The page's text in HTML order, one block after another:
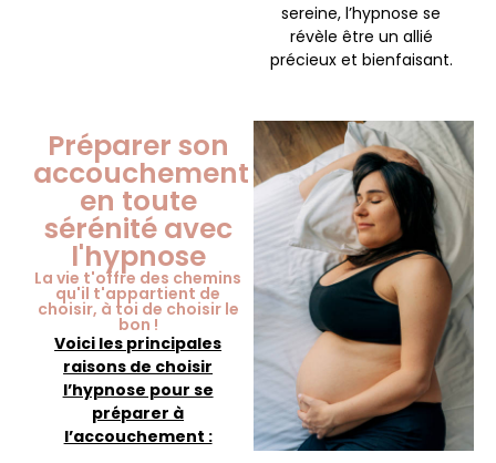
sereine, l’hypnose se
révèle être un allié
précieux et bienfaisant.
Préparer son
accouchement
en toute
sérénité avec
l'hypnose
La vie t'offre des chemins
qu'il t'appartient de
choisir, à toi de choisir le
bon !
Voici les principales
raisons de choisir
l’hypnose pour se
préparer à
l’accouchement :